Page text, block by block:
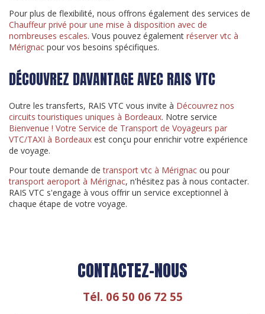
Pour plus de flexibilité, nous offrons également des services de
Chauffeur privé pour une mise à disposition avec de
nombreuses escales. Vous pouvez également réserver vtc à
Mérignac pour vos besoins spécifiques.
DÉCOUVREZ DAVANTAGE AVEC RAIS VTC
Outre les transferts, RAIS VTC vous invite à Découvrez nos
circuits touristiques uniques à Bordeaux. Notre service
Bienvenue ! Votre Service de Transport de Voyageurs par
VTC/TAXI à Bordeaux est conçu pour enrichir votre expérience
de voyage.
Pour toute demande detransport vtc à Mérignac ou pour
transport aeroport à Mérignac, n'hésitez pas à nous contacter.
RAIS VTC s'engage à vous offrir un service exceptionnel à
chaque étape de votre voyage.
CONTACTEZ-NOUS
Tél. 06 50 06 72 55